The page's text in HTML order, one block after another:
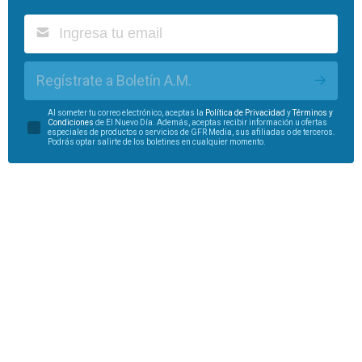
Regístrate a Boletín A.M.
Al someter tu correo electrónico, aceptas la Política de Privacidad yTérminos y
Condiciones de El Nuevo Día. Además, aceptas recibir información u ofertas
especiales de productos o servicios de GFR Media, sus afiliadas o de terceros.
Podrás optar salirte de los boletines en cualquier momento.